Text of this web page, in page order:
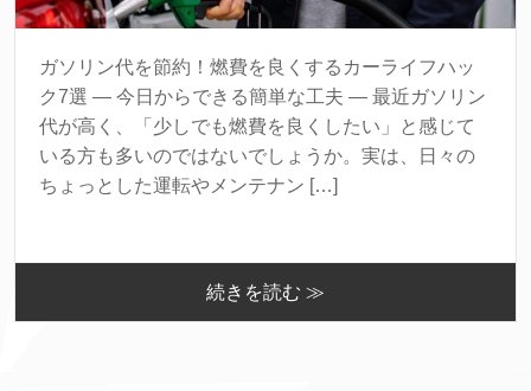
ガソリン代を節約！燃費を良くするカーライフハッ
ク7選 ― 今日からできる簡単な工夫 ― 最近ガソリン
代が高く、「少しでも燃費を良くしたい」と感じて
いる方も多いのではないでしょうか。実は、日々の
ちょっとした運転やメンテナン […]
続きを読む ≫